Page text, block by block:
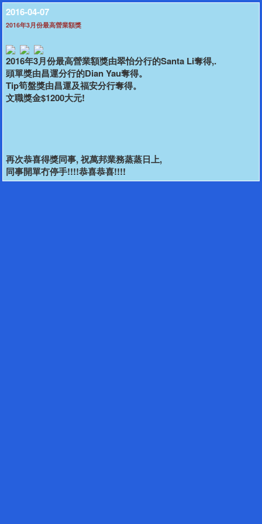
2016-04-07
2016年3月份最高營業額獎
2016年3月份最高營業額獎由翠怡分行的Santa Li奪得,.
頭單獎由昌運分行的Dian Yau奪得。
Tip筍盤獎由昌運及福安分行奪得。
文職獎金$1200大元!
再次恭喜得獎同事, 祝萬邦業務蒸蒸日上,
同事開單冇停手!!!!恭喜恭喜!!!!